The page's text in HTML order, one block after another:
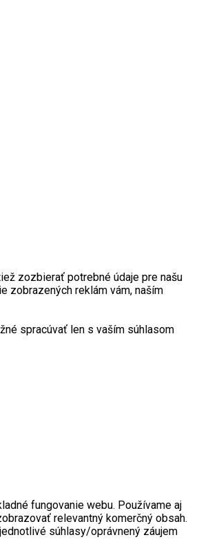
zozbierať potrebné údaje pre našu
zobrazených reklám vám, naším
spracúvať len s vaším súhlasom
fungovanie webu. Používame aj
relevantný komerčný obsah.
súhlasy/oprávnený záujem